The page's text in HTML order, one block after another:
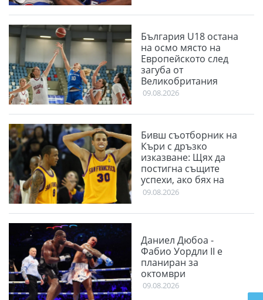
България U18 остана
на осмо място на
Европейското след
загуба от
Великобритания
09.08.2026
Бивш съотборник на
Къри с дръзко
изказване: Щях да
постигна същите
успехи, ако бях на
мястото на Стеф
09.08.2026
Даниел Дюбоа -
Фабио Уордли II е
планиран за
октомври
09.08.2026